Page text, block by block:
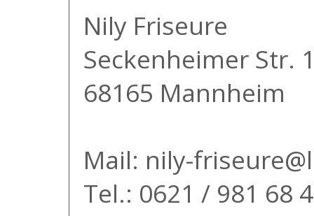
Nily Friseure
Seckenheimer Str.
68165 Mannheim
Mail: nily-
Tel.: 0621 / 981 68